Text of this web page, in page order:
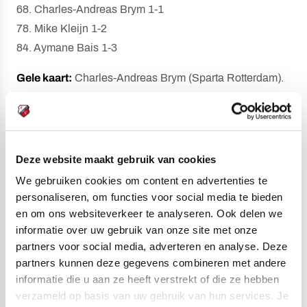
Deze website maakt gebruik van cookies
We gebruiken cookies om content en advertenties te
personaliseren, om functies voor social media te bieden
en om ons websiteverkeer te analyseren. Ook delen we
informatie over uw gebruik van onze site met onze
partners voor social media, adverteren en analyse. Deze
partners kunnen deze gegevens combineren met andere
informatie die u aan ze heeft verstrekt of die ze hebben
verzameld op basis van uw gebruik van hun services. Je
68. Charles-Andreas Brym 1-1
78. Mike Kleijn 1-2
84. Aymane Bais 1-3
Gele kaart: Charles-Andreas Brym (Sparta Rotterdam).
Toeschouwers:
Opstelling FC Utrecht:
Michael Brouwer; Rickson van Hees, Matisse Didden,
Joshua Mukeh, Nazjir Held (62. Jeff Hardeveld); Silas
Andersen, Can Bozdogan, Victor Jensen; Miguel
Rodríguez (62. Rafik El Arguioui), Noah Ohio (62.
Anthony Descotte), Adrian Blake.
Opstelling Sparta Rotterdam: